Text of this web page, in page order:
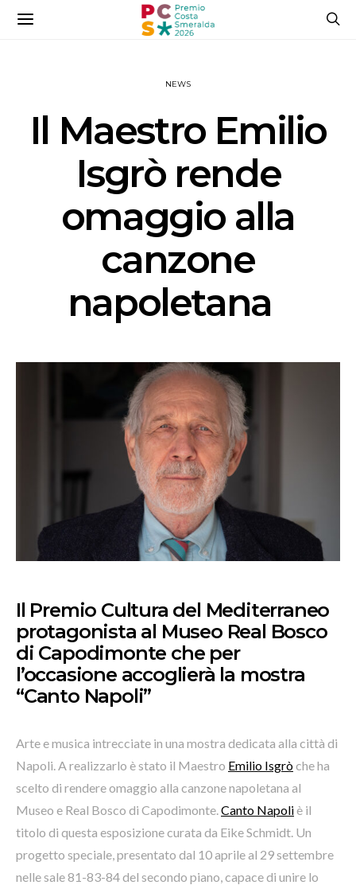
NEWS
Il Maestro Emilio
Isgrò rende
omaggio alla
canzone
napoletana
Il Premio Cultura del Mediterraneo
protagonista al Museo Real Bosco
di Capodimonte che per
l’occasione accoglierà la mostra
“Canto Napoli”
Arte e musica intrecciate in una mostra dedicata alla città di
Napoli. A realizzarlo è stato il Maestro Emilio Isgròche ha
scelto di rendere omaggio alla canzone napoletana al
Museo e Real Bosco di Capodimonte.Canto Napoliè il
titolo di questa esposizione curata da Eike Schmidt. Un
progetto speciale, presentato dal 10 aprile al 29 settembre
nelle sale 81-83-84 del secondo piano, capace di unire lo